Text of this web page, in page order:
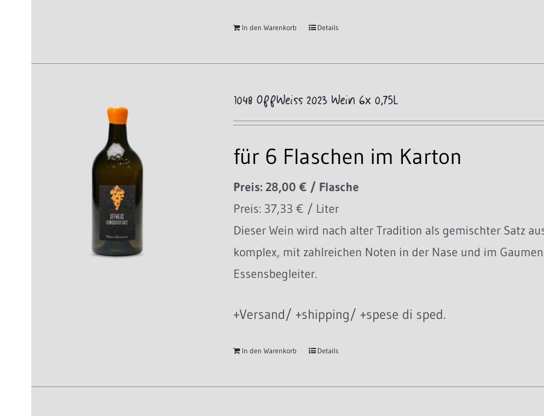
In den Warenkorb Details
1048 OffWeiss 2023 Wein 6x 0,75L
für 6 Flaschen im Karton
Preis: 28,00 € / Flasche
Preis: 37,33 € / Liter
Dieser Wein wird nach alter Tradition als gemischter Satz
komplex, mit zahlreichen Noten in der Nase und im
Essensbegleiter.
+Versand/ +shipping/ +spese di sped.
In den Warenkorb Details